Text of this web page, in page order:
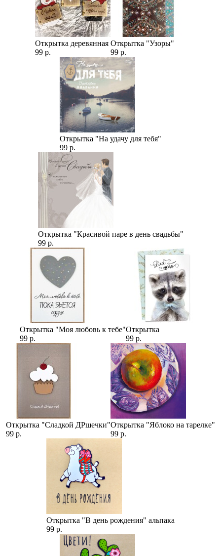
Открытка деревянная
99 р.
Открытка "Узоры"
99 р.
Открытка "На удачу для тебя"
99 р.
Открытка "Красивой паре в день свадьбы"
99 р.
Открытка "Моя любовь к тебе"
99 р.
Открытка
99 р.
Открытка "Сладкой ДРшечки"
99 р.
Открытка "Яблоко на тарелке"
99 р.
Открытка "В день рождения" альпака
99 р.